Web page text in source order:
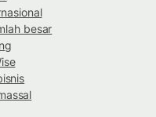
besar